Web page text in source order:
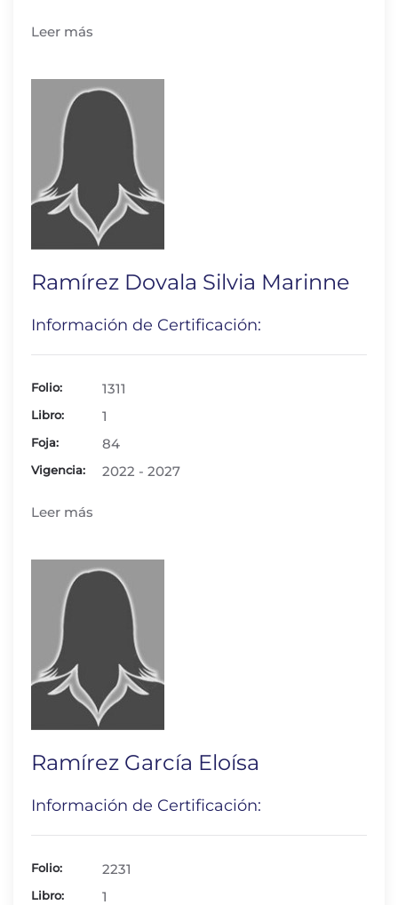
Leer más
Ramírez Dovala Silvia Marinne
Información de Certificación:
Folio: 1311
Libro: 1
Foja: 84
Vigencia: 2022 - 2027
Leer más
Ramírez García Eloísa
Información de Certificación:
Folio: 2231
Libro: 1